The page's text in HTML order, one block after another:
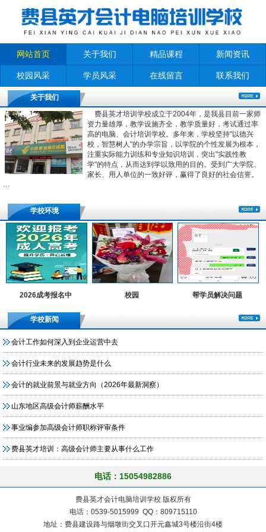
网站首页 关于我们 精品课程 新闻资讯
校园风采 学员风采 在线留言 联系我们
关于我们
费县英才培训学校成立于2004年，是我县目前一家师
资力量雄厚，教学设施齐全，教学质量好，考试通过率
高的电脑、会计培训学校。多年来，学校坚持"以德兴
校，智慧树人"的办学宗旨，以学院的个性发展为根本，
注重实际能力训练和专业知识培训，突出"实践性教
学"的特点，从而达到学以致用的目的。受到广大学院、
家长、用人单位的一致好评，赢得了良好的社会信誉。
…
学校环境
2026成考报名中 校园 帮学员解决问题
学校新闻
会计工作如何深入到企业运营中去
会计行业未来的发展趋势是什么
会计的就业前景与就业方向（2026年最新洞察）
山东地区高级会计师薪酬水平
事业编参加高级会计师职称评审条件
费县英才培训：高级会计师主要从事什么工作
电话：15054982886
费县英才会计电脑培训学校 版权所有
电话：0539-5015999 QQ：809715110
地址：费县建设路与烟墩街交叉口开元鑫城3号楼沿街4楼